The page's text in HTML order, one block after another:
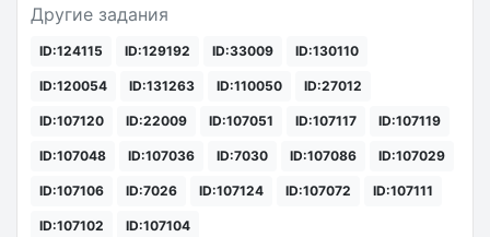
Другие задания
ID:124115 ID:129192 ID:33009 ID:130110
ID:120054 ID:131263 ID:110050 ID:27012
ID:107120 ID:22009 ID:107051 ID:107117 ID:107119
ID:107048 ID:107036 ID:7030 ID:107086 ID:107029
ID:107106 ID:7026 ID:107124 ID:107072 ID:107111
ID:107102 ID:107104